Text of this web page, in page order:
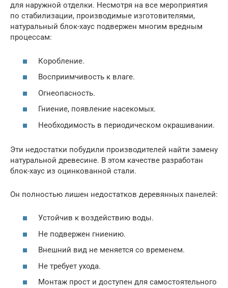
для наружной отделки. Несмотря на все мероприятия
по стабилизации, производимые изготовителями,
натуральный блок-хаус подвержен многим вредным
процессам:
Коробление.
Восприимчивость к влаге.
Огнеопасность.
Гниение, появление насекомых.
Необходимость в периодическом окрашивании.
Эти недостатки побудили производителей найти замену
натуральной древесине. В этом качестве разработан
блок-хаус из оцинкованной стали.
Он полностью лишен недостатков деревянных панелей:
Устойчив к воздействию воды.
Не подвержен гниению.
Внешний вид не меняется со временем.
Не требует ухода.
Монтаж прост и доступен для самостоятельного